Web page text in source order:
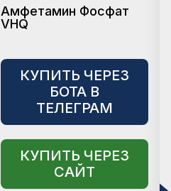
Амфетамин Фосфат
VHQ
КУПИТЬ ЧЕРЕЗ
БОТА В
ТЕЛЕГРАМ
КУПИТЬ ЧЕРЕЗ
САЙТ